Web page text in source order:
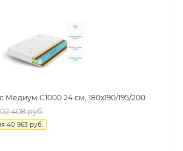
Медиум С1000 24 см, 180х190/195/200
408руб.
40 963руб.